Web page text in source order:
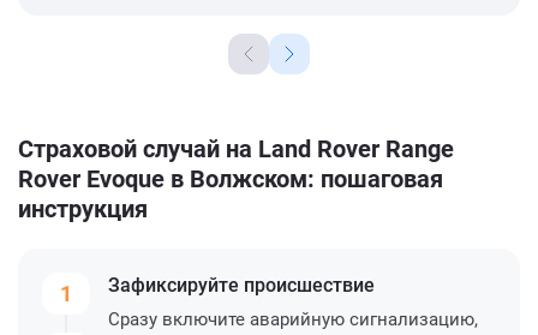
Страховой случай на Land Rover Range
Rover Evoque в Волжском: пошаговая
инструкция
1 Зафиксируйте происшествие
Сразу включите аварийную сигнализацию,